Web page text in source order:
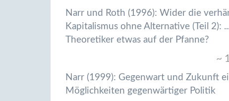
Narr und Roth (1996): Wider die
Kapitalismus ohne Alternative (Teil 2):
Theoretiker etwas auf der Pfanne?
~
Narr (1999): Gegenwart und Zukunft
Möglichkeiten gegenwärtiger Politik